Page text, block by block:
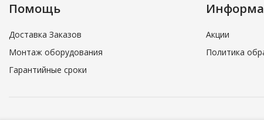
Помощь
Доставка Заказов
Монтаж оборудования
Гарантийные сроки
Акции
Политика